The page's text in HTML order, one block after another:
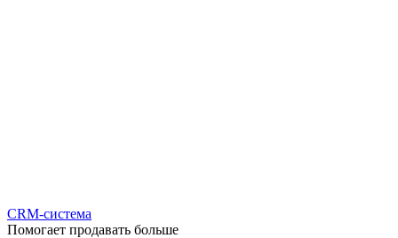
CRM-система
Помогает продавать больше